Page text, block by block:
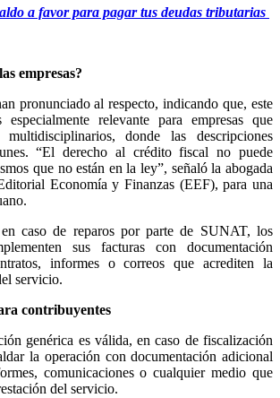
a favor para pagar tus deudas tributarias
empresas?
pronunciado al respecto, indicando que, este
especialmente relevante para empresas que
multidisciplinarios, donde las descripciones
“El derecho al crédito fiscal no puede
que no están en la ley”, señaló la abogada
Economía y Finanzas (EEF), para una
caso de reparos por parte de SUNAT, los
sus facturas con documentación
informes o correos que acrediten la
servicio.
contribuyentes
genérica es válida, en caso de fiscalización
la operación con documentación adicional
comunicaciones o cualquier medio que
del servicio.